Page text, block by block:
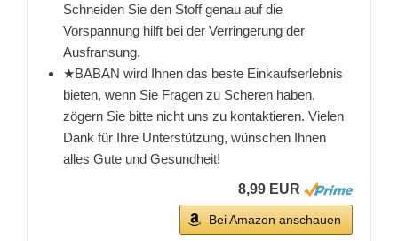
Schneiden Sie den Stoff genau auf die
Vorspannung hilft bei der Verringerung der
Ausfransung.
★BABAN wird Ihnen das beste Einkaufserlebnis
bieten, wenn Sie Fragen zu Scheren haben,
zögern Sie bitte nicht uns zu kontaktieren. Vielen
Dank für Ihre Unterstützung, wünschen Ihnen
alles Gute und Gesundheit!
8,99 EUR
Bei Amazon anschauen